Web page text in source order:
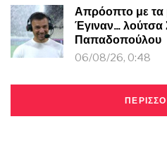
Απρόοπτο με
Έγιναν… λούτσα
Παπαδοπούλου
06/08/26, 0:48